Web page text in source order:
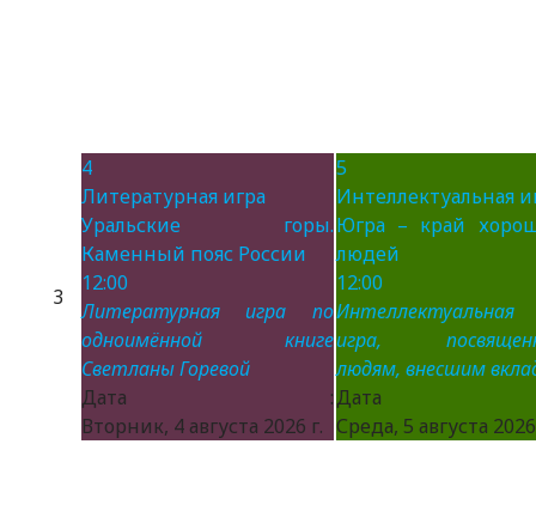
3
4
Литературная игра
Уральские горы.
Каменный пояс России
12:00
Литературная игра по
одноимённой книге
Светланы Горевой
Дата :
Вторник, 4 августа 2026 г.
5
Интеллектуальная
Югра – край
людей
12:00
Интеллектуальная
игра,
людям, внесшим
Дата
Среда, 5 августа